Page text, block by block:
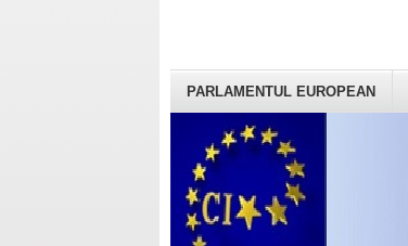
PARLAMENTUL EUROPEAN